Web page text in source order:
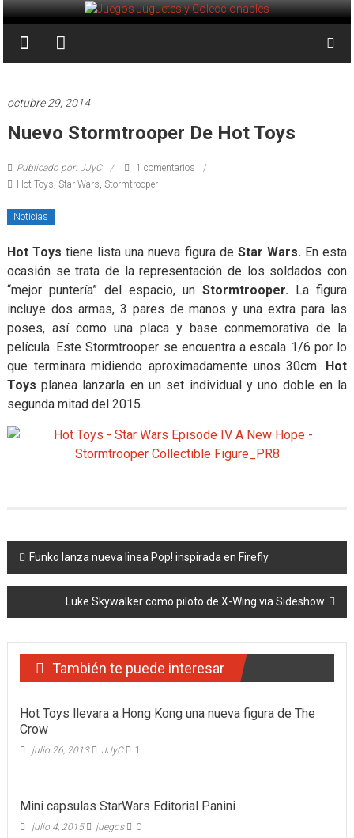
Saltar
al
contenido
Juegos
Juguetes
y
Coleccionables
y
entretenimiento
para
octubre 29, 2014
Nuevo Stormtrooper De Hot Toys
Publicado por: JJyC
1 comentarios
Hot Toys Star Wars Stormtrooper
Noticias
Hot Toys tiene lista una nueva figura de Star Wars. En esta
ocasión se trata de la representación de los soldados con
“mejor puntería” del espacio, unStormtrooper. La figura
incluye dos armas, 3 pares de manos y una extra para las
poses, así como una placa y base conmemorativa de la
película. Este Stormtrooper se encuentra a escala 1/6 por lo
que terminara midiendo aproximadamente unos 30cm. Hot
Toys planea lanzarla en un set individual y uno doble en la
segunda mitad del 2015.
Navegación
de
entradas
Funko lanza nueva linea Pop! inspirada en Firefly
Luke Skywalker como piloto de X-Wing via Sideshow
También te puede interesar
Hot Toys llevara a Hong Kong una nueva figura de The
Crow
julio 26, 2013 JJyC 1
Mini capsulas StarWars Editorial Panini
julio 4, 2015 juegos 0